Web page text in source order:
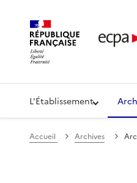
Établissement de
L'Établissement
Accueil Archives